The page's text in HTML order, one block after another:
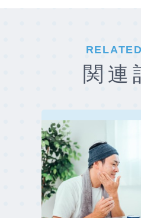
関連